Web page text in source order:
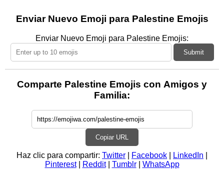
Enviar Nuevo Emoji para Palestine Emojis
Enviar Nuevo Emoji para Palestine Emojis:
Submit
Comparte Palestine Emojis con Amigos y
Familia:
Copiar URL
Haz clic para compartir: Twitter Facebook LinkedIn
Pinterest| Reddit| Tumblr| WhatsApp